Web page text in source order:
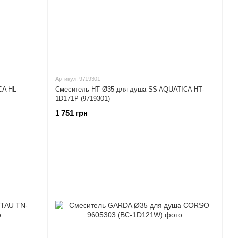
HL-
Артикул: 9719301
Смеситель HT Ø35 для душа SS AQUATICA HT-
1D171P (9719301)
1 751 грн